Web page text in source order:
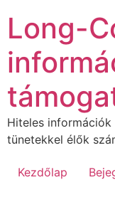
tartalomhoz
Long-
Hiteles
tünetekkel élők
Kezdőlap